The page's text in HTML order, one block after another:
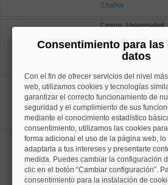
2 baños
Centro, Universidad
118 m²
5 dormitorios
2 baños
Usera, Almendrales
Ref: 10008808
55 m²
2 dormitorios
1 baños
Arganzuela, Delicias
Ref: 10008669
107 m²
4 dormitorios
Consentimiento para
datos
Con el fin de ofrecer servicios del nivel
web, utilizamos cookies y tecnologías
garantizar el correcto funcionamiento de
seguridad y el cumplimiento de sus
mediante el conocimiento estadístico
consentimiento, utilizamos las cookies
forma adicional el uso de la página web, lo
adaptarla a tus intereses y presentarte
medida. Puedes cambiar la configuración
clic en el botón “Cambiar configuración”.
consentimiento para la instalación de